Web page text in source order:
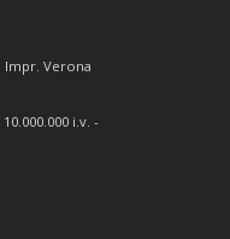
Impr. Verona
i.v. -